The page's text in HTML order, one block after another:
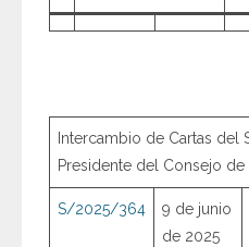
Intercambio de Cartas del
Presidente del Consejo de
S/2025/364
9 de junio
de 2025